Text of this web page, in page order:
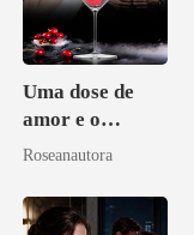
Uma dose de
amor e o
coração de um
Roseanautora